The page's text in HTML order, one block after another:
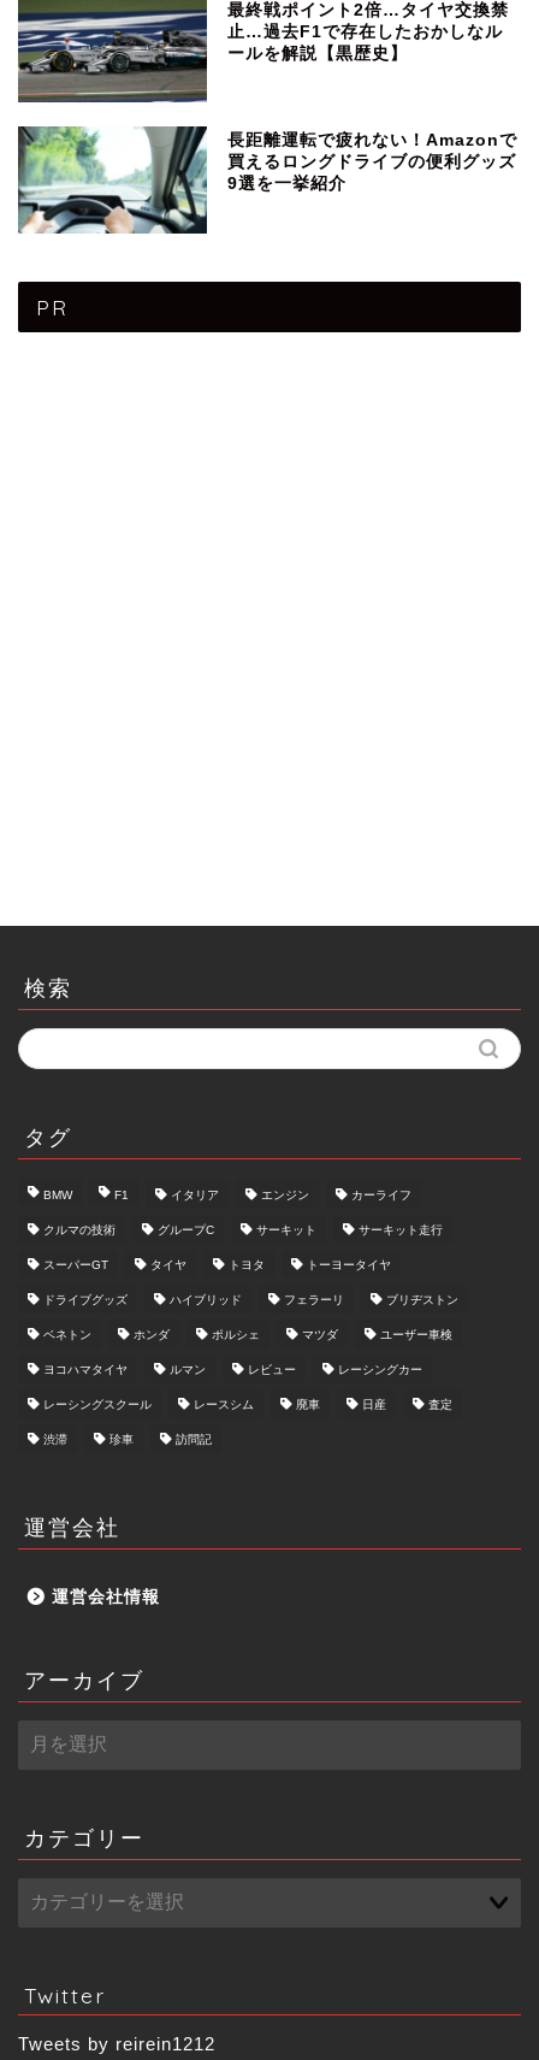
最終戦ポイント2倍…タイヤ交換禁
止…過去F1で存在したおかしなル
ールを解説【黒歴史】
長距離運転で疲れない！Amazonで
買えるロングドライブの便利グッズ
9選を一挙紹介
PR
検索
タグ
BMW F1 イタリア エンジン カーライフ
クルマの技術 グループC サーキット サーキット走行
スーパーGT タイヤ トヨタ トーヨータイヤ
ドライブグッズ ハイブリッド フェラーリ ブリヂストン
ベネトン ホンダ ポルシェ マツダ ユーザー車検
ヨコハマタイヤ ルマン レビュー レーシングカー
レーシングスクール レースシム 廃車 日産 査定
渋滞 珍車 訪問記
運営会社
運営会社情報
アーカイブ
ー
ブ
カテゴリー
Twitter
Tweets by reirein1212